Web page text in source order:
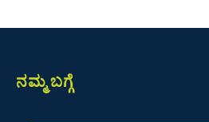
ನಮ್ಮ ಬಗ್ಗೆ